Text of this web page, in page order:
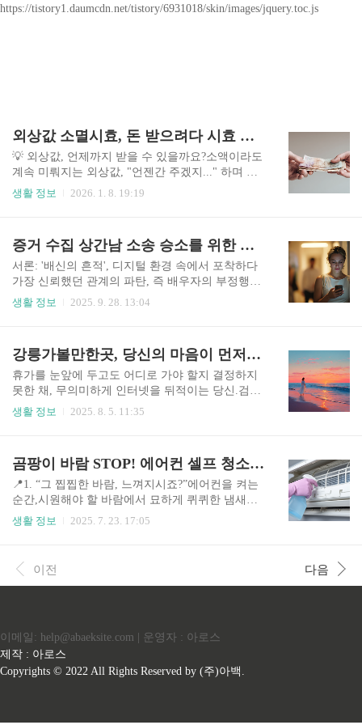
https://tistory1.daumcdn.net/tistory/6931018/skin/images/jquery.toc.js
외상값 소멸시효, 돈 받으려다 시효 지나면 끝?!
💡 외상값, 언제까지 받을 수 있을까요?소액이라도
계속 미뤄지는 외상값, "언젠간 주겠지..." 하며 기
다리다가 영영 못 받는 상황, 겪어보신 적 있으신가
외상값 소멸시효에 대해 자세히 알아보겠습니다.
외상값의 시효는 언제부터 시작되고얼마나 유지되
며어떻게 하면 시효를 연장하거나 중단할 수 있는
지실제 사례와 함께 알려드릴게요.🔍 외상값이란
무엇인가요?‘외상값’은 법적으로 보면 일반적인 민
지인을 도와 돈을 빌려줬지만 아직 받지 못한 경우
소규모 상점에서 외상 장부에 기..
생활 정보 2026. 1. 8. 19:19
증거 수집 상간남 소송 승소를 위한 디지털 포렌식 기술의 섬세한 기록
서론: '배신의 흔적', 디지털 환경 속에서 포착하다
가장 신뢰했던 관계의 파탄, 즉 배우자의 부정행위
(상간)는 고통스러운 법적 다툼으로 이어집니다.
목격자의 진술만으로는 충분하지 않습니다. 은밀
하게 이루어지는 부정행위는 스마트폰, PC, 클라우
드 등의 디지털 저장 매체에 가장 짙은 흔적을 남기
기 때문입니다. 디지털 증거는 그 특성상 휘발성(V
olatile)과 훼손 위험을 내포하고 있어, 단순 캡처나
서는 디지털 포렌식(Digital Forensics)이라는 고도
의 ..
생활 정보 2025. 9. 28. 13:04
강릉가볼만한곳, 당신의 마음이 먼저 도착하는 여행
휴가를 눈앞에 두고도 어디로 가야 할지 결정하지
못한 채, 무의미하게 인터넷을 뒤적이는 당신.검색
어는 ‘강릉가볼만한곳’인데, 클릭하는 블로그마다
이 진짜 원했던 건 ‘리스트’가 아니라, 마음이 움직
이는 장면이 아니었나요?그 장면을 지금부터 함께
만들어볼게요. 바닷바람이 당신의 머릿결을 가볍
게 스쳐 지나갈 때, 짭조름한 소금 내음과 커피 향
이 섞여 들려오는 곳.눈앞엔 끝없이 펼쳐진 동해의
린 건, 방금 갓 구운 크로와상과 따뜻한 라떼.그리
고 그 순간, 당신은 이렇게 말해요.“아… 여기 오길
생활 정보 2025. 8. 5. 11:35
곰팡이 바람 STOP! 에어컨 셀프 청소로 여름 준비
📍1. “그 찝찝한 바람, 느껴지시죠?”에어컨을 켜는
순간,시원해야 할 바람에서 묘하게 퀴퀴한 냄새가
나기 시작합니다.코끝이 찡한 그 냄새는, 여름의 시
구를 문질러보세요.하얗게 묻어나는 먼지와 끈적
한 기름때.그 안에서 나오는 공기를… 우리가 그대
컨 셀프 청소, 왜 필요한가?💡 이런 증상이 있다면
청소 시그널!송풍구에서 곰팡이 냄새가 난다에어
컨을 켜면 코가 간질간질하다작동은 잘 되지만 냉
생활 정보 2025. 7. 23. 17:05
이전 다음
이메일: help@abaeksite.com | 운영자 : 아로스
제작 : 아로스
Copyrights © 2022 All Rights Reserved by (주)아백.